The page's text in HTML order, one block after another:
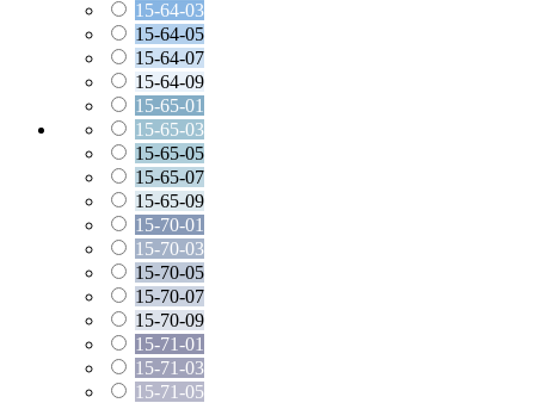
15-64-03
15-64-05
15-64-07
15-64-09
15-65-01
15-65-03
15-65-05
15-65-07
15-65-09
15-70-01
15-70-03
15-70-05
15-70-07
15-70-09
15-71-01
15-71-03
15-71-05